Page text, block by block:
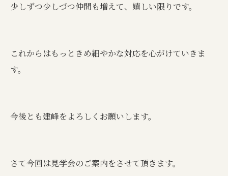
少しずつ少しづつ仲間も増えて、嬉しい限りです。
これからはもっときめ細やかな対応を心がけていきま
す。
今後とも建峰をよろしくお願いします。
さて今回は見学会のご案内をさせて頂きます。